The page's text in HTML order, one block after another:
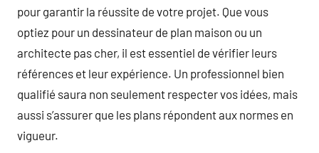
pour garantir la réussite de votre projet. Que vous
optiez pour un dessinateur de plan maison ou un
architecte pas cher, il est essentiel de vérifier leurs
références et leur expérience. Un professionnel bien
qualifié saura non seulement respecter vos idées, mais
aussi s’assurer que les plans répondent aux normes en
vigueur.